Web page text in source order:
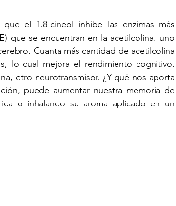
el 1.8-cineol inhibe las enzimas más
que se encuentran en la acetilcolina, uno
Cuanta más cantidad de acetilcolina
lo cual mejora el rendimiento cognitivo.
otro neurotransmisor. ¿Y qué nos aporta
puede aumentar nuestra memoria de
o inhalando su aroma aplicado en un